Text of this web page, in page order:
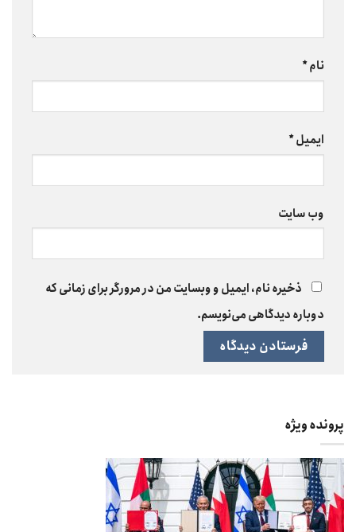
نام*
ایمیل*
وب‌ سایت
ذخیره نام، ایمیل و وبسایت من در مرورگر برای زمانی که
دوباره دیدگاهی می‌نویسم.
پرونده ویژه